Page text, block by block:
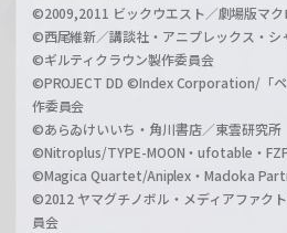
©2009,2011 ビックウエスト／劇場版マ
©西尾維新／講談社・アニプレックス・シ
©ギルティクラウン製作委員会
©PROJECT DD ©Index Corporation/「ペ
作委員会
©あらゐけいいち・角川書店／東雲研究所
©Nitroplus/TYPE-MOON・ufotable・
©Magica Quartet/Aniplex・Madoka
©2012 ヤマグチノボル・メディアファク
員会